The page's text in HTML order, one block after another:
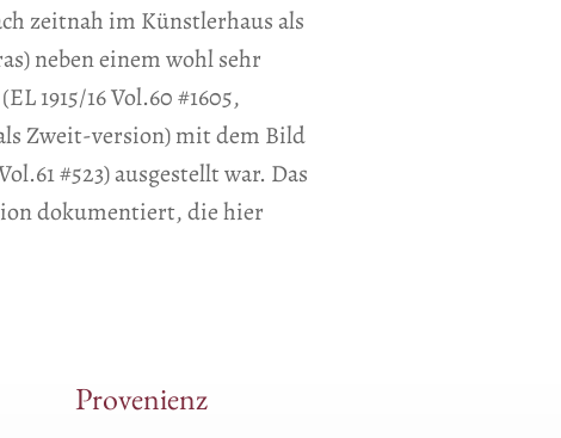
zeitnah im Künstlerhaus als
neben einem wohl sehr
1915/16 Vol.60 #1605,
Zweit-version) mit dem Bild
#523) ausgestellt war. Das
dokumentiert, die hier
Provenienz